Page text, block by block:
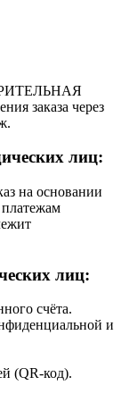
заказа через
лиц:
на основании
лиц:
счёта.
и
(QR-код).